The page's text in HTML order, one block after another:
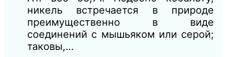
никель встречается в природе
преимущественно в виде
соединений с мышьяком или серой;
таковы,…